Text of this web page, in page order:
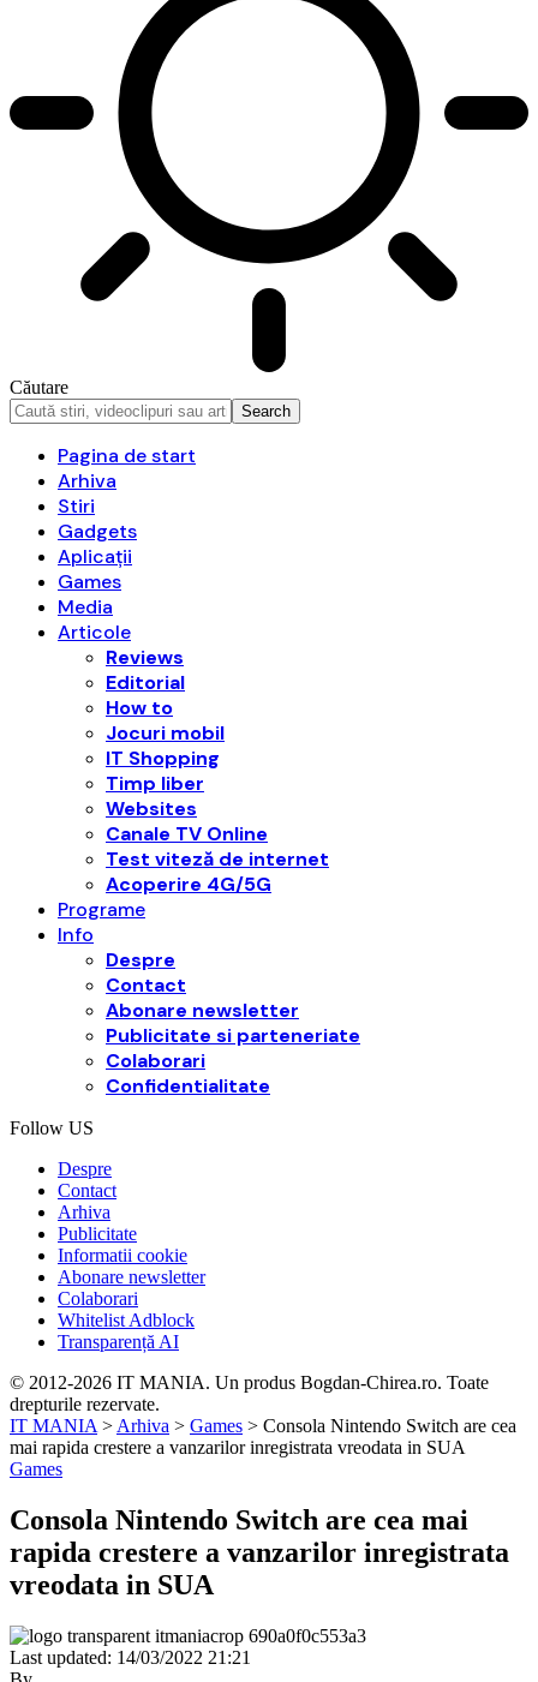
Căutare
Pagina de start
Arhiva
Stiri
Gadgets
Aplicații
Games
Media
Articole
Reviews
Editorial
How to
Jocuri mobil
IT Shopping
Timp liber
Websites
Canale TV Online
Test viteză de internet
Acoperire 4G/5G
Programe
Info
Despre
Contact
Abonare newsletter
Publicitate si parteneriate
Colaborari
Confidentialitate
Follow US
Despre
Contact
Arhiva
Publicitate
Informatii cookie
Abonare newsletter
Colaborari
Whitelist Adblock
Transparență AI
© 2012-2026 IT MANIA. Un produs Bogdan-Chirea.ro. Toate
drepturile rezervate.
IT MANIA > Arhiva > Games > Consola Nintendo Switch are cea
mai rapida crestere a vanzarilor inregistrata vreodata in SUA
Games
Consola Nintendo Switch are cea mai
rapida crestere a vanzarilor inregistrata
vreodata in SUA
Last updated: 14/03/2022 21:21